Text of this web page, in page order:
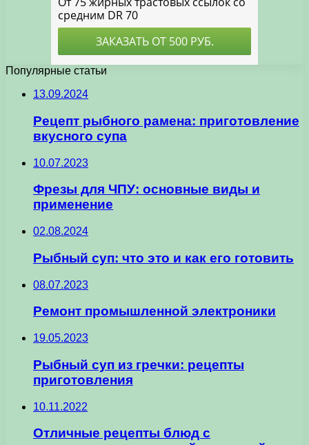
Популярные статьи
13.09.2024
Рецепт рыбного рамена: приготовление
вкусного супа
10.07.2023
Фрезы для ЧПУ: основные виды и
применение
02.08.2024
Рыбный суп: что это и как его готовить
08.07.2023
Ремонт промышленной электроники
19.05.2023
Рыбный суп из гречки: рецепты
приготовления
10.11.2022
Отличные рецепты блюд с